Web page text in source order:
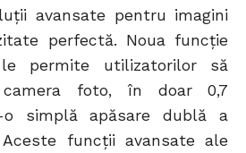
avansate pentru imagini
perfectă. Noua funcție
le permite utilizatorilor să
camera foto, în doar 0,7
o simplă apăsare dublă a
funcții avansate ale